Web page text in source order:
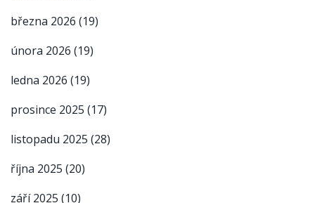
března 2026 (19)
února 2026 (19)
ledna 2026 (19)
prosince 2025 (17)
listopadu 2025 (28)
října 2025 (20)
září 2025 (10)